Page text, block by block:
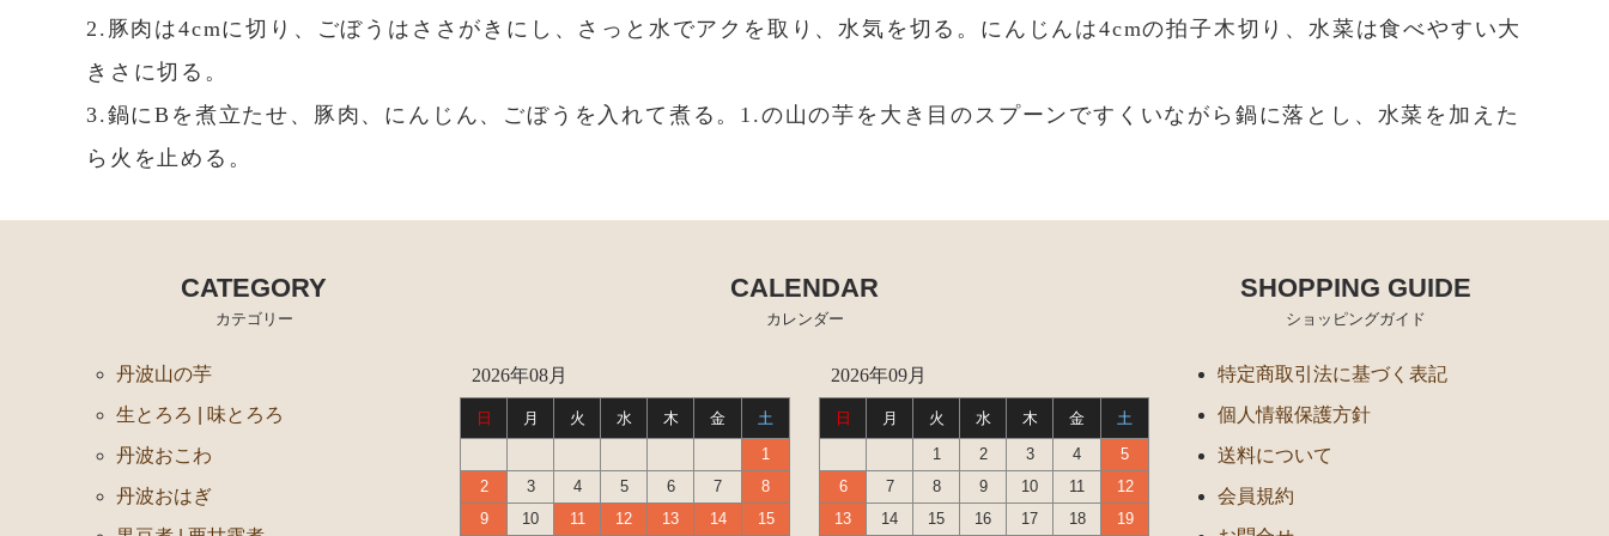
2.豚肉は4cmに切り、ごぼうはささがきにし、さっと水でアクを取り、水気を切る。にんじんは4cmの拍子木切り、水菜は食べやすい大
きさに切る。
3.鍋にBを煮立たせ、豚肉、にんじん、ごぼうを入れて煮る。1.の山の芋を大き目のスプーンですくいながら鍋に落とし、水菜を加えた
ら火を止める。
CATEGORY
カテゴリー
丹波山の芋
生とろろ | 味とろろ
丹波おこわ
丹波おはぎ
CALENDAR
カレンダー
2026年08月
日 月 火 水 木 金
土
1
2
3 4 5 6 7
8
9
10 11 12 13 14 15
2026年09月
日 月 火 水 木 金
土
1
2 3 4
5
6
7 8 9 10 11
12
13
14 15 16 17 18 19
SHOPPING GUIDE
ショッピングガイド
特定商取引法に基づく表記
個人情報保護方針
送料について
会員規約